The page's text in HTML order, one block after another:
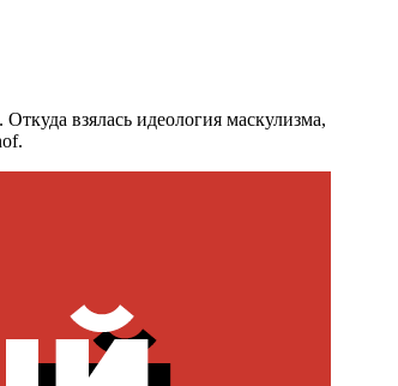
взялась идеология маскулизма,